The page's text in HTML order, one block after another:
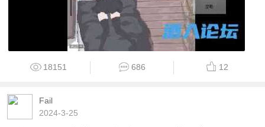
18151 686 12
Fail
2024-3-25